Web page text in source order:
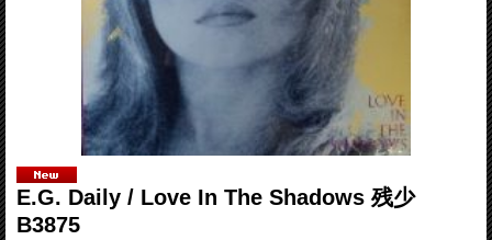
E.G. Daily / Love In The Shadows 残少
B3875